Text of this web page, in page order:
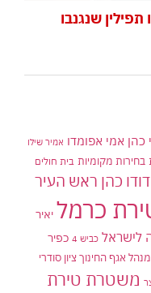
שנגנבו
כהן אמי אפומדו אמיר שילו
בחירות מקומיות בית חולים
דודו כהן ראש העיר
כרמל יאיר
לישראל כביש 4
כפיר
מנהל אגף החינוך ציון סודרי
משטרת טירת